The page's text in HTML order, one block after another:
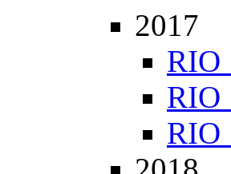
2017